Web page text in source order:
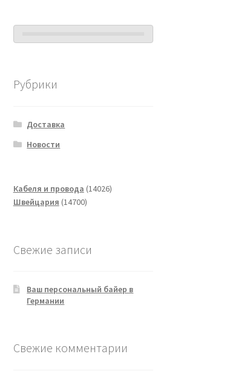
Рубрики
Доставка
Новости
Кабеля и провода 1402614026
Швейцария 1470014700
Свежие записи
Ваш персональный байер в
Германии
Свежие комментарии